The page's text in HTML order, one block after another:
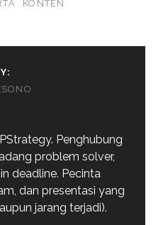
KONTEN
Penghubung
problem solver,
deadline. Pecinta
dan presentasi yang
jarang terjadi).